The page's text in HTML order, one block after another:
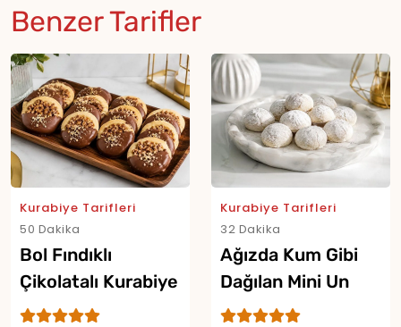
Benzer Tarifler
Kurabiye Tarifleri
50 Dakika
Bol Fındıklı
Çikolatalı Kurabiye
Tarifi
Kurabiye Tarifleri
32 Dakika
Ağızda Kum Gibi
Dağılan Mini Un
Kurabiyesi Tarifi